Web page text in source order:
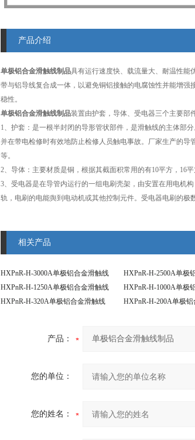
产品介绍
单极铝合金滑触线制品具有运行速度快、载流量大、耐温性能
带与铝导线复合成一体，以避免铜铝接触的电腐蚀性并能增
稳性。
单极铝合金滑触线制品装置由护套，导体、受电器三个主要部
1、护套：是一根半封闭的导形管状部件，是滑触线的主体部
并在带电检修时有效地防止检修人员触电事故。厂家生产的
等。
2、导体：主要材质是铜，根据其截面积常用的有10平方，16
3、受电器是在导管内运行的一组电刷壳架，由安置在用电机
轨，电刷的电能舆到电动机或其他控制元件。受电器电刷的极
相关产品
HXPnR-H-3000A单极铝合金滑触线 HXPnR-H-2500A单极
HXPnR-H-1250A单极铝合金滑触线
HXPnR-H-1000A单极
HXPnR-H-320A单极铝合金滑触线
HXPnR-H-200A单极
产品：
您的单位：
您的姓名：